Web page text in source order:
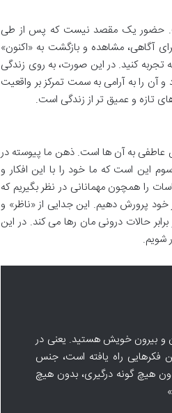
است. حضور یک مقصد نیست که پس از طی
آگاهی، مشاهده و بازگشت به «اکنون»
تجربه کنید. در این صورت، به روی زندگی
آن را به آرامی به سمت تمرکز بر واقعیت
تازه و عمیق تر از زندگی است.
عاطفی به آن ها است. ذهن ما پیوسته در
این است که ما خود را با این افکار و
را همچون مهمانانی در نظر بگیریم که
پرورش دهیم. این جدایی از «ناظر» و
حالات درونی مان رها می کند. در این
شویم.
و بیرون خویش هستید. یعنی در
فکرهایی راه یافته است، جنس
هیچ گونه درگیری، بدون هیچ